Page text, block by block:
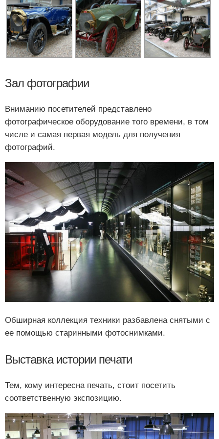
Зал фотографии
Вниманию посетителей представлено
фотографическое оборудование того времени, в том
числе и самая первая модель для получения
фотографий.
Обширная коллекция техники разбавлена снятыми с
ее помощью старинными фотоснимками.
Выставка истории печати
Тем, кому интересна печать, стоит посетить
соответственную экспозицию.